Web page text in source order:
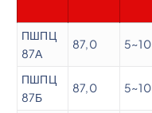
ПШПЦ
87А
87,0 5~10
ПШПЦ
87Б
87,0 5~10